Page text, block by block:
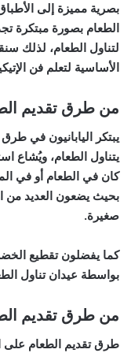
بصرية مميزة إلى
الطعام بصورة مبتكرة
لتناول الطعام، لذلك
الأساسية لتعلم فن
من طرق تقديم
يبتكر اليابانيون في
يتناول الطعام، ويُشاع
كان في الطعام أو في
بحيث يضعون العديد من
صغيرة.
كما يفضلون تقطيع
بواسطة عيدان تناول
من طرق تقديم
طرق تقديم الطعام على